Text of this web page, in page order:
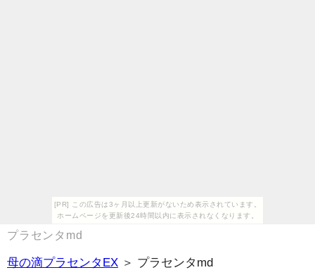
[PR] この広告は3ヶ月以上更新がないため表示されています。
ホームページを更新後24時間以内に表示されなくなります。
プラセンタmd
母の滴プラセンタEX ＞ プラセンタmd